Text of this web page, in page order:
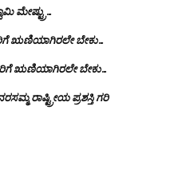
ಮೇಷ್ಟ್ರು…
ಋಣಿಯಾಗಿರಲೇ ಬೇಕು…
ಋಣಿಯಾಗಿರಲೇ ಬೇಕು…
ರಾಷ್ಟ್ರೀಯ ಪ್ರಶಸ್ತಿ ಗರಿ